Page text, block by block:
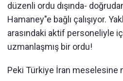
düzenli ordu dışında-
Hamaney"e bağlı çalışıyor.
arasındaki aktif personeliyle
uzmanlaşmış bir ordu!
Peki Türkiye İran meselesine